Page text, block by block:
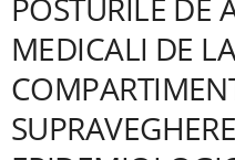
POSTURILE DE
MEDICALI DE
SUPRAVEGHERE